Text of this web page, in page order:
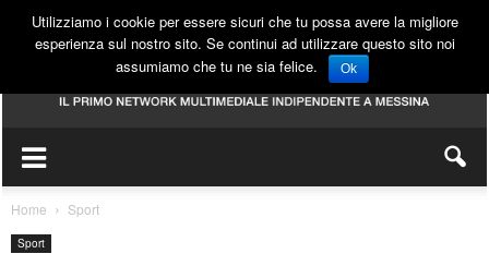
Home Sport
Sport
Utilizziamo i cookie per essere sicuri che tu possa avere la migliore
esperienza sul nostro sito. Se continui ad utilizzare questo sito noi
assumiamo che tu ne sia felice.
Ok